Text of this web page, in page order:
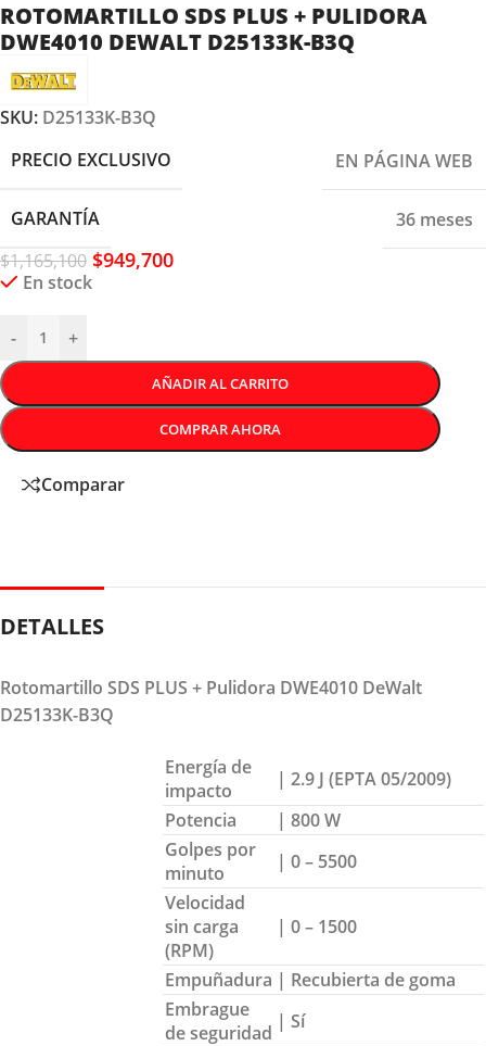
ROTOMARTILLO SDS PLUS + PULIDORA
DWE4010 DEWALT D25133K-B3Q
SKU: D25133K-B3Q
PRECIO EXCLUSIVO
EN PÁGINA WEB
GARANTÍA
36 meses
$1,165,100 $949,700
En stock
- +
AÑADIR AL CARRITO
COMPRAR AHORA
Comparar
DETALLES
Rotomartillo SDS PLUS + Pulidora DWE4010 DeWalt
D25133K-B3Q
Energía de
impacto
| 2.9 J (EPTA 05/2009)
Potencia
| 800 W
Golpes por
minuto
| 0 – 5500
Velocidad
sin carga
(RPM)
| 0 – 1500
Empuñadura | Recubierta de goma
Embrague
de seguridad | Sí